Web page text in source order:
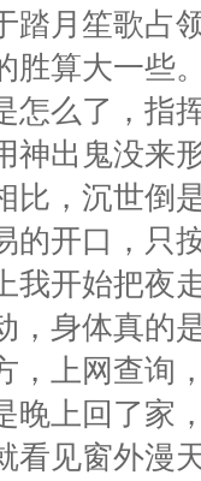
踏月笙歌占
胜算大一些
怎么了，指
神出鬼没来
比，沉世倒
的开口，只
我开始把夜
，身体真的
，上网查询
晚上回了家
看见窗外漫